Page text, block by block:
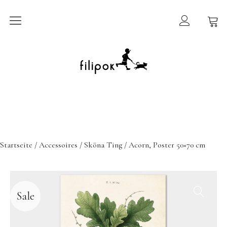
Sommermarkt
New In
Wigiwama
Mammalampa
Accessoires
Startseite / Accessoires / Sköna Ting / Acorn, Poster 50×70 cm
Sale